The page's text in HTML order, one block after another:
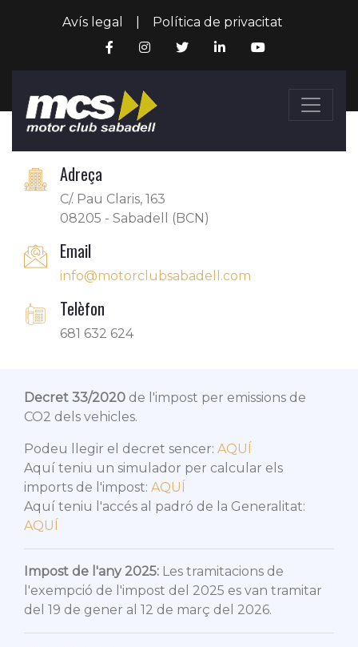
Avís legal Política de privacitat
Adreça
C/. Pau Claris, 163
08205 - Sabadell (BCN)
Email
info@motorclubsabadell.com
Telèfon
681 632 624
Decret 33/2020 de l'impost per emissions de
CO2 dels vehicles.
Podeu llegir el decret sencer: AQUÍ
Aquí teniu un simulador per calcular els
imports de l'impost: AQUÍ
Aquí teniu l'accés al padró de la Generalitat:
AQUÍ
Impost de l'any 2025: Les tramitacions de
l'exempció de l'impost del 2025 es van tramitar
del 19 de gener al 12 de març del 2026.